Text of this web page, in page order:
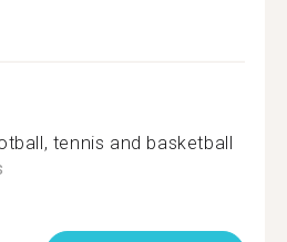
tennis and basketball